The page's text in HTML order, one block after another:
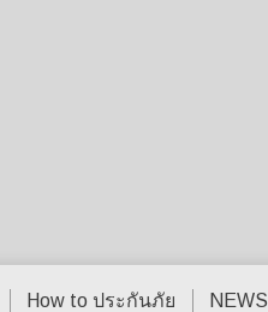
How to ประกันภัย NEWS